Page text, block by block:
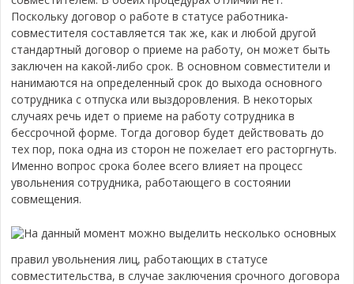
Поскольку договор о работе в статусе работника-
совместителя составляется так же, как и любой другой
стандартный договор о приеме на работу, он может быть
заключен на какой-либо срок. В основном совместители и
нанимаются на определенный срок до выхода основного
сотрудника с отпуска или выздоровления. В некоторых
случаях речь идет о приеме на работу сотрудника в
бессрочной форме. Тогда договор будет действовать до
тех пор, пока одна из сторон не пожелает его расторгнуть.
Именно вопрос срока более всего влияет на процесс
увольнения сотрудника, работающего в состоянии
совмещения.
На данный момент можно выделить несколько основных
правил увольнения лиц, работающих в статусе
совместительства, в случае заключения срочного договора